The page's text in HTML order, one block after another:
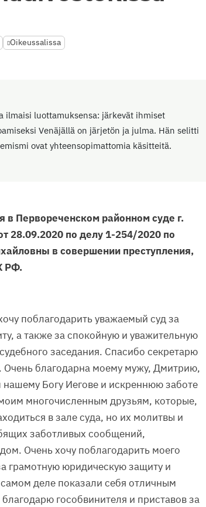
Oikeussalissa
ilmaisi luottamuksensa: järkevät ihmiset
Venäjällä on järjetön ja julma. Hän selitti
ovat yhteensopimattomia käsitteitä.
в Первореченском районном суде г.
28.09.2020 по делу 1-254/2020 по
в совершении преступления,
РФ.
поблагодарить уважаемый суд за
а также за спокойную и уважительную
заседания. Спасибо секретарю
Очень благодарна моему мужу, Дмитрию,
Богу Иегове и искреннюю заботе
многочисленным друзьям, которые,
в зале суда, но их молитвы и
заботливых сообщений,
Очень хочу поблагодарить моего
грамотную юридическую защиту и
деле показали себя отличным
гособвинителя и приставов за